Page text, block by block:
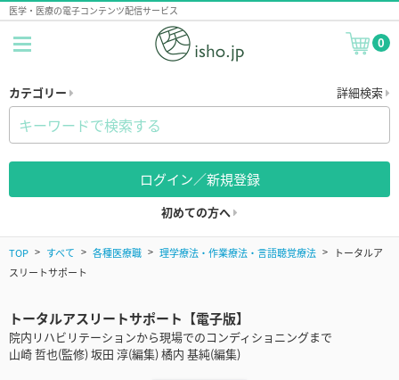
医学・医療の電子コンテンツ配信サービス
0
カテゴリー 詳細検索
ログイン／新規登録
初めての方へ
TOP すべて 各種医療職 理学療法・作業療法・言語聴覚療法
トータルア
スリートサポート
トータルアスリートサポート【電子版】
院内リハビリテーションから現場でのコンディショニングまで
山崎 哲也(監修) 坂田 淳(編集) 橘内 基純(編集)